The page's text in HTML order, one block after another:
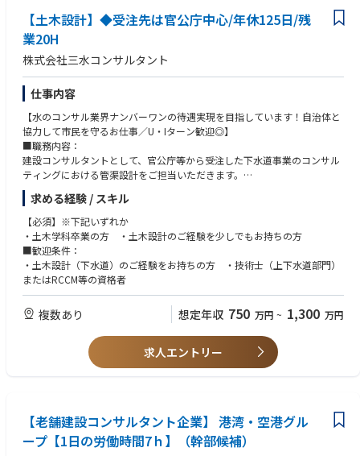
【土木設計】◆受注先は官公庁中心/年休125日/残
業20H
株式会社三水コンサルタント
仕事内容
【水のコンサル業界ナンバーワンの待遇実現を目指しています！自治体と
協力して市民を守るお仕事／U・Iターン歓迎◎】
■職務内容：
建設コンサルタントとして、官公庁等から受注した下水道事業のコンサル
ティングにおける管渠設計をご担当いただきます。
※設計対象…下水処理施設・下水道管渠
■職務の特徴：
・下水処理場の建設、河川の整備等に伴う調査、計画、設計業務を行って
いただきます。主要顧客である官公庁の担当者と上下水道事業の案件につ
いて、今後どのように取り組むのが最善かを検討し、プランニングしてい
ただきます。
■同社について：
に関する事業を展開しています。
「2025年日経コンストラクション」の建設コンサルタント部門売上高ラン
キング下水道部門、上水道部門でトップクラス！
また、女性の60％以上が技術職、2024年に続き2025年にも健康経営優良
法人継続認定済みと、働きやすさも自慢◎
求める経験 / スキル
【必須】※下記いずれか
・土木学科卒業の方 ・土木設計のご経験を少しでもお持ちの方
■歓迎条件：
・土木設計（下水道）のご経験をお持ちの方 ・技術士（上下水道部門）
またはRCCM等の資格者
複数あり 想定年収 750 万円 ~ 1,300 万円
求人エントリー
【老舗建設コンサルタント企業】 港湾・空港グル
ープ【1日の労働時間7ｈ】（幹部候補）